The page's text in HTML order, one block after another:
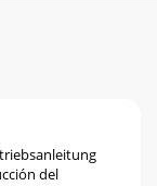
del